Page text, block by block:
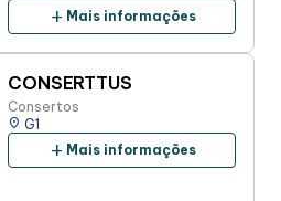
add Mais informações
CONSERTTUS
Consertos
place G1
add Mais informações